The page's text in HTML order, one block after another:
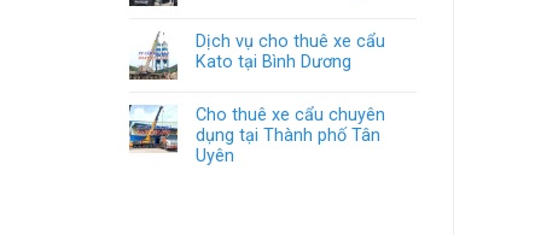
Dịch vụ cho thuê xe cẩu
Kato tại Bình Dương
Cho thuê xe cẩu chuyên
dụng tại Thành phố Tân
Uyên